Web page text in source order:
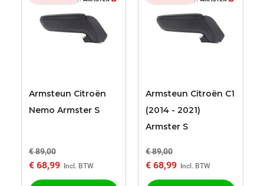
Armsteun Citroën
Nemo Armster S
€ 89,00
€ 68,99
Armsteun Citroën C1
(2014 - 2021)
Armster S
€ 89,00
€ 68,99